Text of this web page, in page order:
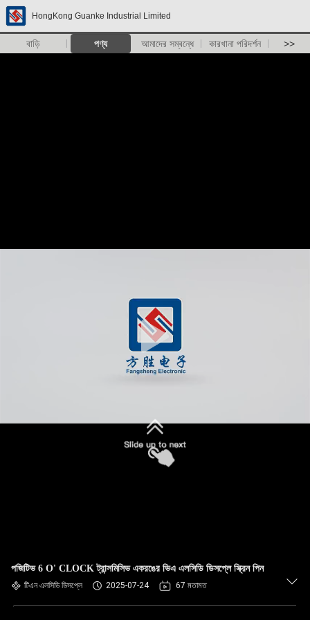
HongKong Guanke Industrial Limited
বাড়ি পণ্য আমাদের সম্বন্ধে কারখানা পরিদর্শন >>
পজিটিভ 6 O' CLOCK ট্রান্সমিসিভ একরঙের ভিএ এলসিডি ডিসপ্লে স্ক্রিন পিন
টিএন এলসিডি ডিসপ্লে 2025-07-24 67 মতামত